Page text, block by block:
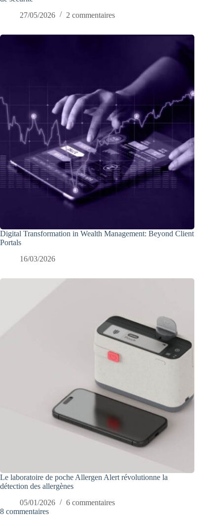
27/05/2026
2 commentaires
Digital Transformation in Wealth Management: Beyond Client
Portals
16/03/2026
Le laboratoire de poche Allergen Alert révolutionne la
détection des allergènes
05/01/2026
6 commentaires
8 commentaires